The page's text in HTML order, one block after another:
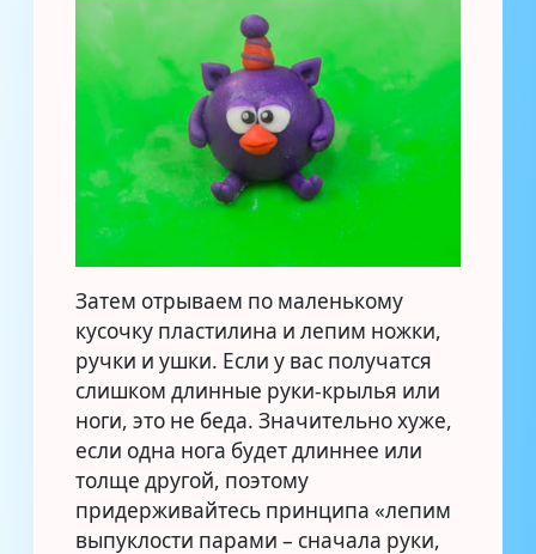
Затем отрываем по маленькому
кусочку пластилина и лепим ножки,
ручки и ушки. Если у вас получатся
слишком длинные руки-крылья или
ноги, это не беда. Значительно хуже,
если одна нога будет длиннее или
толще другой, поэтому
придерживайтесь принципа «лепим
выпуклости парами – сначала руки,